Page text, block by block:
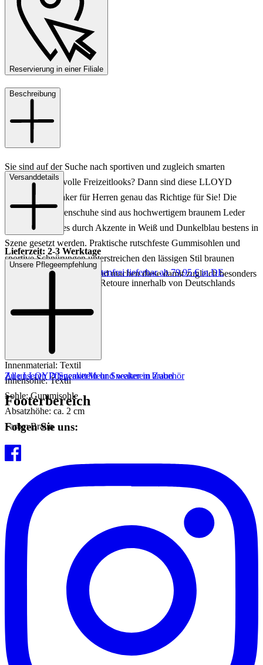
Reservierung in einer Filiale
Beschreibung
Sie sind auf der Suche nach sportiven und zugleich smarten
Schuhen für stilvolle Freizeitlooks? Dann sind diese LLOYD
EMILIAN Sneaker für Herren genau das Richtige für Sie! Die
modischen Herrenschuhe sind aus hochwertigem braunem Leder
gefertigt, welches durch Akzente in Weiß und Dunkelblau bestens in
Szene gesetzt werden. Praktische rutschfeste Gummisohlen und
sportive Schnürungen unterstreichen den lässigen Stil braunen
LLOYD Schnürschuhe und machen diese damit zugleich besonders
Material: Leder/Textil
Innenmaterial: Textil
Innensohle: Textil
Sohle: Gummisohle
Absatzhöhe: ca. 2 cm
Farbe: Braun
Versanddetails
Lieferzeit: 2-3 Werktage
Keine Versandkosten:
kostenfrei lieferbar ab 79,95 € in DE
Einfache und Kostenlose Retoure innerhalb von Deutschlands
Unsere Pflegeempfehlung
Zu unseren Pflegemitteln und weiterem Zubehör
Alle LLOYD SneakerMehr Sneaker in braun
Footerbereich
Folgen Sie uns: